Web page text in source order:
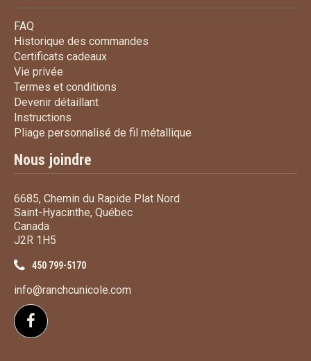
FAQ
Historique des commandes
Certificats cadeauxCertificats cadeaux
Vie privée
Termes et conditions
Devenir détaillantDevenir détaillant
Instructions
Pliage personnalisé de fil métallique
Nous joindre
6685, Chemin du Rapide Plat Nord
Saint-Hyacinthe, Québec
Canada
J2R 1H5
450 799-5170
info@ranchcunicole.com
Suivez-nous sur Facebook